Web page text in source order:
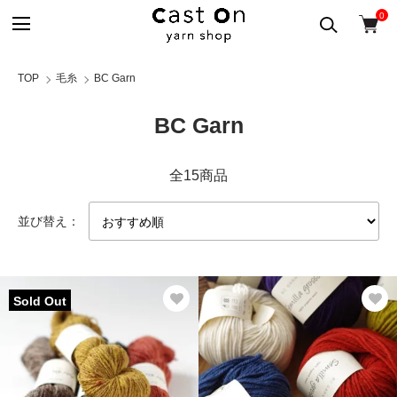
0
TOP 毛糸 BC Garn
BC Garn
全15商品
並び替え：
Sold Out